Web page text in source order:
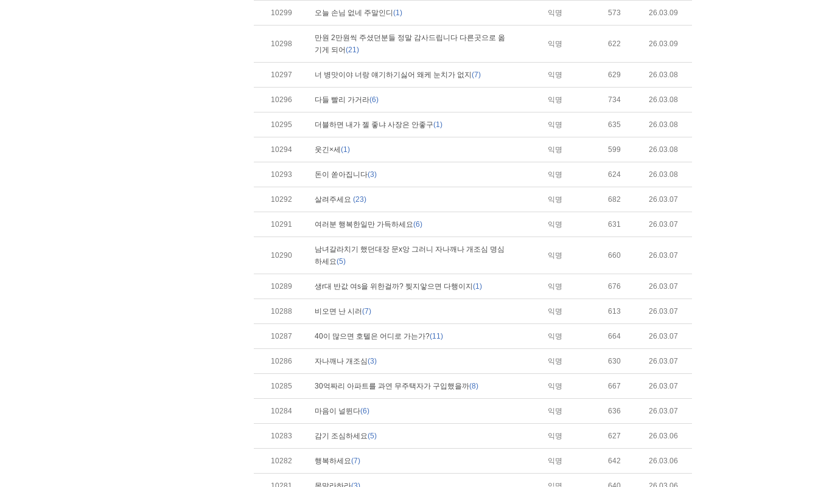
10299 오늘 손님 없네 주말인디 (1) 익명 573 26.03.09
10298
만원 2만원씩 주셨던분들 정말 감사드립니다 다른곳으로 옮
기게 되어(21)
익명 622 26.03.09
10297 너 병맛이야 너랑 얘기하기싫어 왜케 눈치가 없지 (7) 익명 629 26.03.08
10296 다들 빨리 가거라(6) 익명 734 26.03.08
10295 더블하면 내가 젤 좋냐 사장은 안좋구(1) 익명 635 26.03.08
10294 웃긴×세 (1) 익명 599 26.03.08
10293 돈이 쏟아집니다(3) 익명 624 26.03.08
10292 살려주세요 (23) 익명 682 26.03.07
10291 여러분 행복한일만 가득하세요(6) 익명 631 26.03.07
10290
남녀갈라치기 했던대장 문x앙 그러니 자나깨나 개조심 명심
하세요(5)
익명 660 26.03.07
10289 생r대 반값 여s을 위한걸까? 찢지앟으면 다행이지 (1) 익명 676 26.03.07
10288 비오면 난 시러(7) 익명 613 26.03.07
10287 40이 많으면 호텔은 어디로 가는가?(11) 익명 664 26.03.07
10286 자나깨나 개조심(3) 익명 630 26.03.07
10285 30억짜리 아파트를 과연 무주택자가 구입했을까(8) 익명 667 26.03.07
10284 마음이 널뛴다(6) 익명 636 26.03.07
10283 감기 조심하세요(5) 익명 627 26.03.06
10282 행복하세요(7) 익명 642 26.03.06